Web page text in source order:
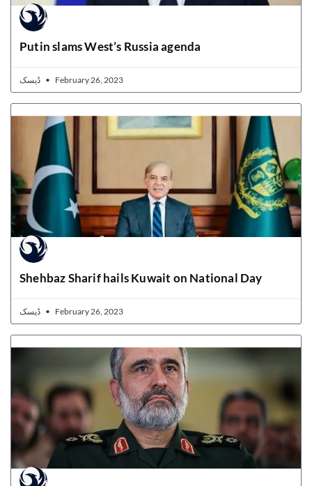
Putin slams West’s Russia agenda
February 26, 2023
Shehbaz Sharif hails Kuwait on National Day
February 26, 2023